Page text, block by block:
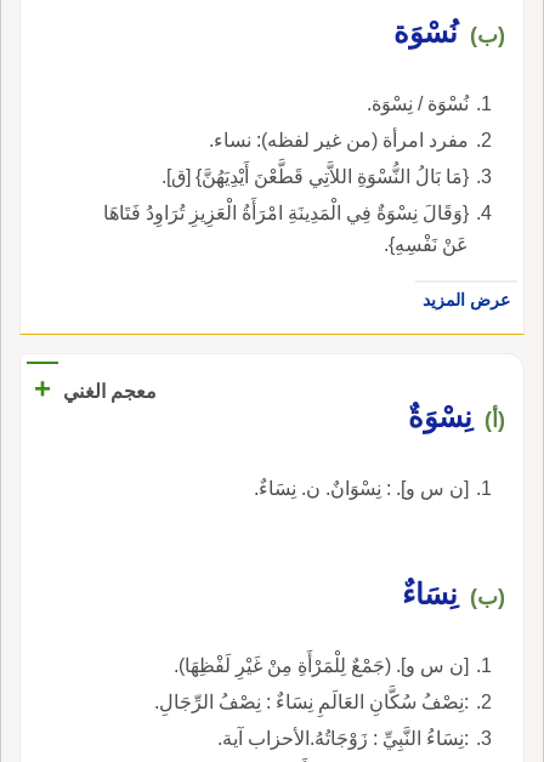
(ب) نُسْوَة
نُسْوَة / نِسْوَة.
مفرد امرأة (من غير لفظه): نساء.
{مَا بَالُ النُّسْوَةِ اللاَّتِي قَطَّعْنَ أَيْدِيَهُنَّ} [ق].
{وَقَالَ نِسْوَةٌ فِي الْمَدِينَةِ امْرَأَةُ الْعَزِيزِ تُرَاوِدُ فَتَاهَا
عَنْ نَفْسِهِ}.
عرض المزيد
معجم الغني +
(أ) نِسْوَةٌ
[ن س و]. : نِسْوَانٌ. ن. نِسَاءٌ.
(ب) نِسَاءٌ
[ن س و]. (جَمْعٌ لِلْمَرْأَةِ مِنْ غَيْرِ لَفْظِهَا).
:نِصْفُ سُكَّانِ العَالَمِ نِسَاءٌ : نِصْفُ الرِّجَالِ.
:نِسَاءُ النَّبِيِّ : زَوْجَاتُهُ.الأحزاب آية.